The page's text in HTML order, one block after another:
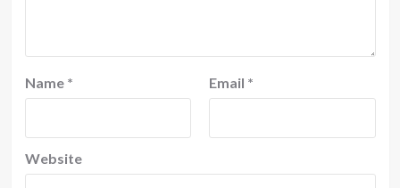
Name * Email *
Website